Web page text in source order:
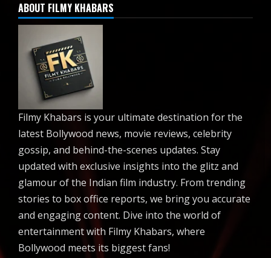
ABOUT FILMY KHABARS
Filmy Khabars is your ultimate destination for the
latest Bollywood news, movie reviews, celebrity
gossip, and behind-the-scenes updates. Stay
updated with exclusive insights into the glitz and
glamour of the Indian film industry. From trending
stories to box office reports, we bring you accurate
and engaging content. Dive into the world of
entertainment with Filmy Khabars, where
Bollywood meets its biggest fans!